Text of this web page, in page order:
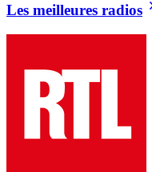
Les meilleures radios